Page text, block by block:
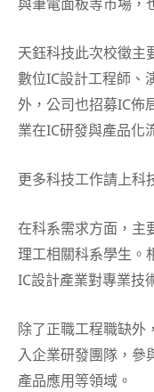
天鈺科技此次校徵主
數位IC設計工程師、
外，公司也招募IC佈
業在IC研發與產品化
更多科技工作請上科
在科系需求方面，主
理工相關科系學生。
IC設計產業對專業技
除了正職工程職缺外
入企業研發團隊，參
產品應用等領域。